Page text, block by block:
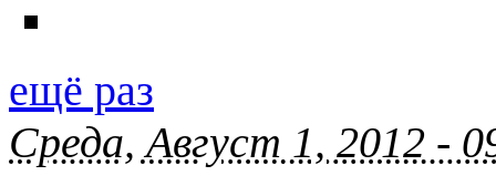
ещё раз
Среда, Август 1, 2012 -